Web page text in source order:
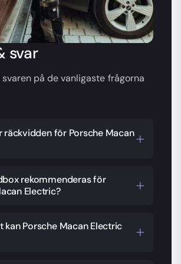
svar
på de vanligaste frågorna
räckvidden för Porsche Macan
km enligt WLTP. Det gör
val för både
rekommenderas för
Electric?
minst 22 kW för Porsche
Det säkerställer effektiv
kan Porsche Macan Electric